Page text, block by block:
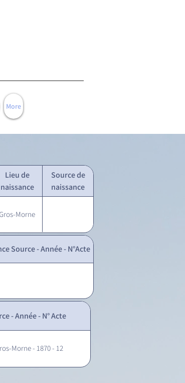
More
Lieu de
naissance
Source de
naissance
Morne
Source - Année - N°Acte
- Année - N° Acte
Morne - 1870 - 12